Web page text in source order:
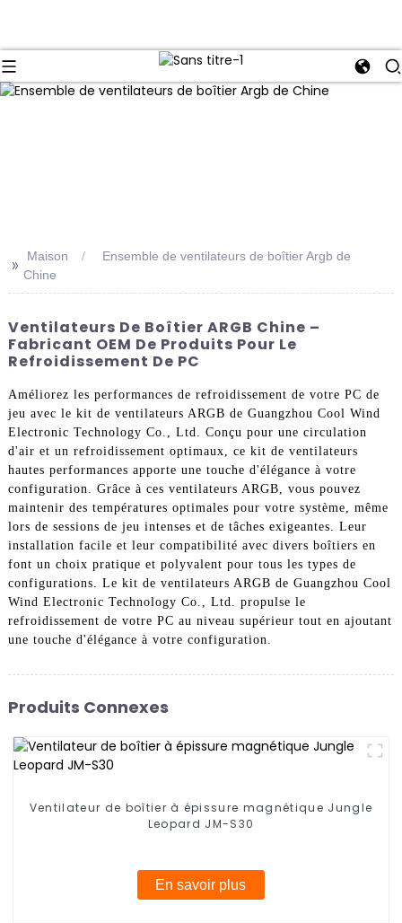
>> Maison
Ensemble de ventilateurs de boîtier Argb de
Chine
Ventilateurs De Boîtier ARGB Chine –
Fabricant OEM De Produits Pour Le
Refroidissement De PC
Améliorez les performances de refroidissement de votre PC de
jeu avec le kit de ventilateurs ARGB de Guangzhou Cool Wind
Electronic Technology Co., Ltd. Conçu pour une circulation
d'air et un refroidissement optimaux, ce kit de ventilateurs
hautes performances apporte une touche d'élégance à votre
configuration. Grâce à ces ventilateurs ARGB, vous pouvez
maintenir des températures optimales pour votre système, même
lors de sessions de jeu intenses et de tâches exigeantes. Leur
installation facile et leur compatibilité avec divers boîtiers en
font un choix pratique et polyvalent pour tous les types de
configurations. Le kit de ventilateurs ARGB de Guangzhou Cool
Wind Electronic Technology Co., Ltd. propulse le
refroidissement de votre PC au niveau supérieur tout en ajoutant
une touche d'élégance à votre configuration.
Produits Connexes
Ventilateur de boîtier à épissure magnétique Jungle
Leopard JM-S30
En savoir plus